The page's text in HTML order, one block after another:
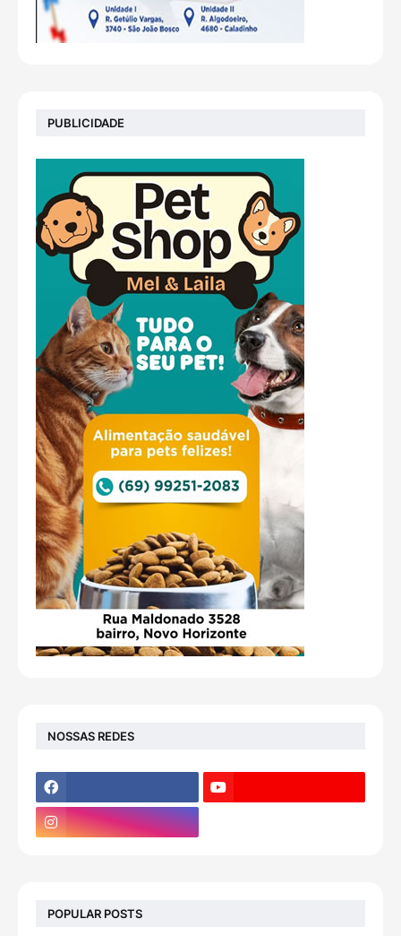
PUBLICIDADE
NOSSAS REDES
POPULAR POSTS